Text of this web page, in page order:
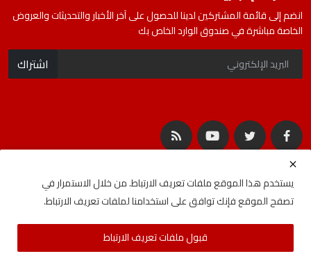
انضم إلى قائمة المشتركين لدينا للحصول على آخر الأخبار والتحديثات والعروض
الخاصة مباشرة في صندوق الوارد الخاص بك
اشتراك
يستخدم هذا الموقع ملفات تعريف الارتباط. من خلال الاستمرار في
تصفح الموقع فإنك توافق على استخدامنا لملفات تعريف الارتباط.
قبول ملفات تعريف الارتباط